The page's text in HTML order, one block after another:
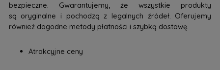
bezpieczne. Gwarantujemy, że wszystkie produkty
są oryginalne i pochodzą z legalnych źródeł. Oferujemy
również dogodne metody płatności i szybką dostawę.
Atrakcyjne ceny